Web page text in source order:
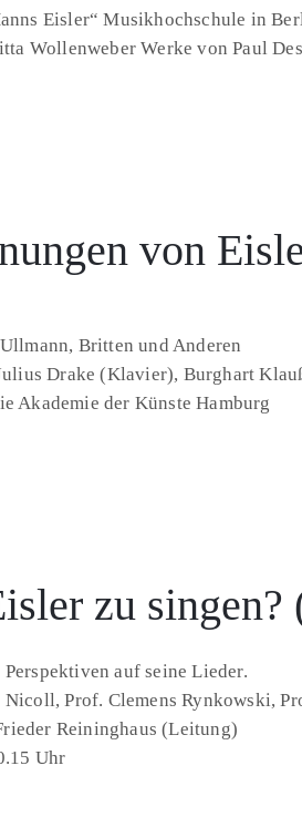
Eisler“ Musikhochschule in
Wollenweber Werke von Paul
von
Britten und Anderen
Drake (Klavier), Burghart
Akademie der Künste Hamburg
zu singen?
auf seine Lieder.
Prof. Clemens Rynkowski,
Reininghaus (Leitung)
Uhr